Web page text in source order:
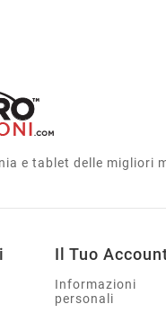
e tablet delle migliori
Il Tuo
Informazioni
personali